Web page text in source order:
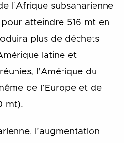
l’Afrique subsaharienne
atteindre 516 mt en
plus de déchets
latine et
l’Amérique du
de l’Europe et de
mt).
l’augmentation